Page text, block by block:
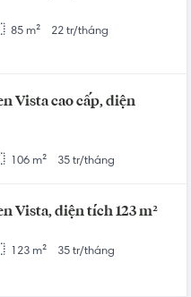
85 m² 22 tr/tháng
Vista cao cấp, diện
106 m² 35 tr/tháng
Vista, diện tích 123 m²
123 m² 35 tr/tháng